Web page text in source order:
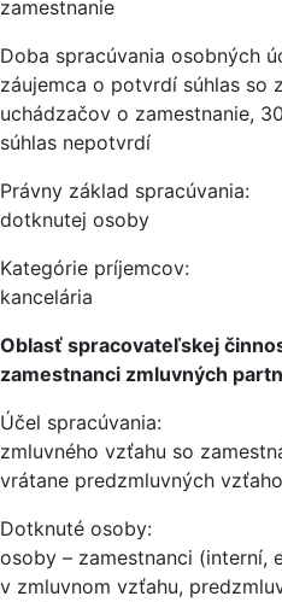
zamestnanie
Doba spracúvania
záujemca o potvrdí súhlas so
uchádzačov o zamestnanie,
súhlas nepotvrdí
Právny základ
dotknutej osoby
Kategórie
kancelária
Oblasť spracovateľskej
zamestnanci zmluvných
Účel
zmluvného vzťahu so
vrátane predzmluvných
Dotknuté
osoby – zamestnanci (interní,
v zmluvnom vzťahu,